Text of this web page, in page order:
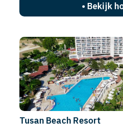
• Bekijk
Tusan Beach Resort